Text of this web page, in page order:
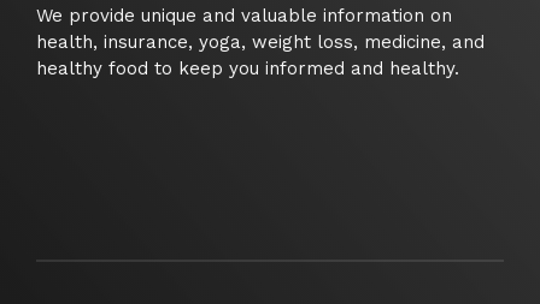
We provide unique and valuable information on
health, insurance, yoga, weight loss, medicine, and
healthy food to keep you informed and healthy.